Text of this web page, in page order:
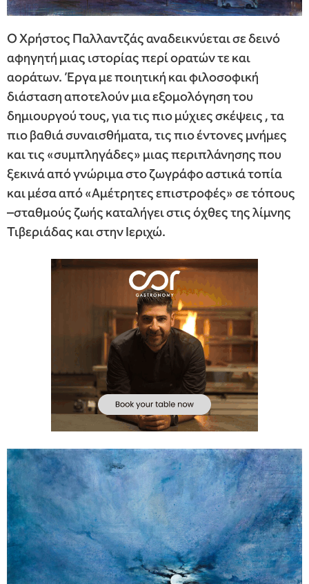
Ο Χρήστος Παλλαντζάς αναδεικνύεται σε δεινό
αφηγητή μιας ιστορίας περί ορατών τε και
αοράτων. Έργα με ποιητική και φιλοσοφική
διάσταση αποτελούν μια εξομολόγηση του
δημιουργού τους, για τις πιο μύχιες σκέψεις , τα
πιο βαθιά συναισθήματα, τις πιο έντονες μνήμες
και τις «συμπληγάδες» μιας περιπλάνησης που
ξεκινά από γνώριμα στο ζωγράφο αστικά τοπία
και μέσα από «Αμέτρητες επιστροφές» σε τόπους
–σταθμούς ζωής καταλήγει στις όχθες της λίμνης
Τιβεριάδας και στην Ιεριχώ.